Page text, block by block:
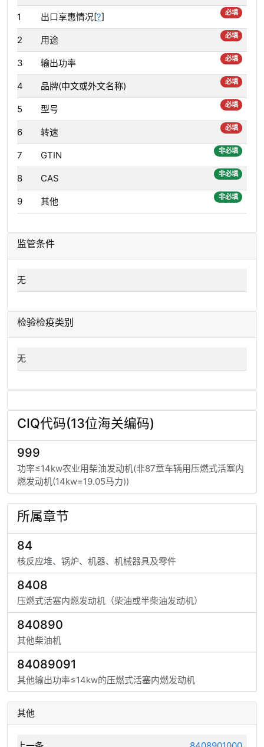
1 出口享惠情况[?] 必填
2 用途 必填
3 输出功率 必填
4 品牌(中文或外文名称) 必填
5 型号 必填
6 转速 必填
7 GTIN 非必填
8 CAS 非必填
9 其他 非必填
监管条件
无
检验检疫类别
无
CIQ代码(13位海关编码)
999
功率≤14kw农业用柴油发动机(非87章车辆用压燃式活塞内
燃发动机(14kw=19.05马力))
所属章节
84
核反应堆、锅炉、机器、机械器具及零件
8408
压燃式活塞内燃发动机（柴油或半柴油发动机）
840890
其他柴油机
84089091
其他输出功率≤14kw的压燃式活塞内燃发动机
其他